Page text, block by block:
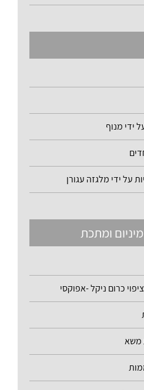
ידי מנוף
על ידי מלגזה עגורן
ומתכת
כרום ניקל -אפוקסי
משא